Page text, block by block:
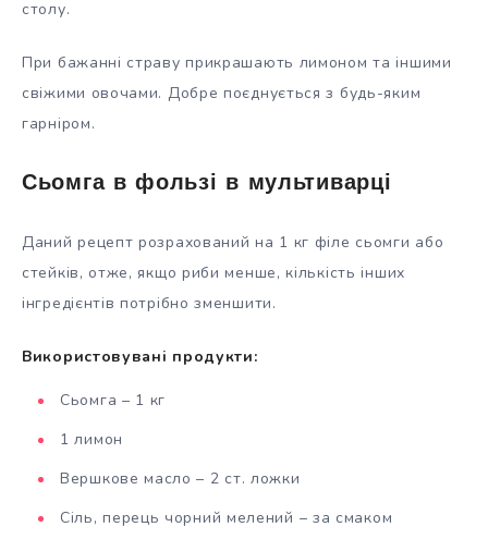
столу.
При бажанні страву прикрашають лимоном та іншими
свіжими овочами. Добре поєднується з будь-яким
гарніром.
Сьомга в фользі в мультиварці
Даний рецепт розрахований на 1 кг філе сьомги або
стейків, отже, якщо риби менше, кількість інших
інгредієнтів потрібно зменшити.
Використовувані продукти:
Сьомга – 1 кг
1 лимон
Вершкове масло – 2 ст. ложки
Сіль, перець чорний мелений – за смаком